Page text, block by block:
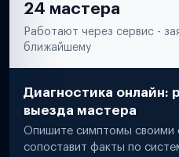
24 мастера
Работают через сервис -
ближайшему
Диагностика онлайн:
выезда мастера
Опишите симптомы своими
сопоставит факты по